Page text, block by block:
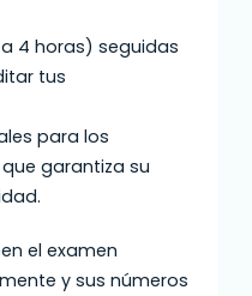
4 horas) seguidas
tus
para los
garantiza su
el examen
y sus números